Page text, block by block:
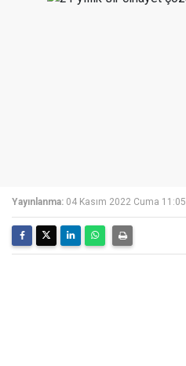
Yayınlanma: 04 Kasım 2022 Cuma 11:05